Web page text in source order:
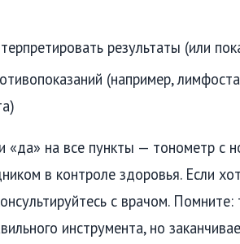
результаты (или
(например,
«да» на все пункты — тонометр с
в контроле здоровья. Если
с врачом. Помните:
инструмента, но